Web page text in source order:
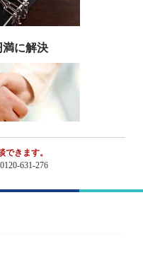
満に解決
できます。
631-276